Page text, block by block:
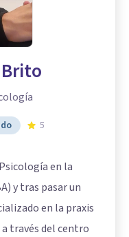
5
en la
y tras pasar un
en la praxis
través del centro